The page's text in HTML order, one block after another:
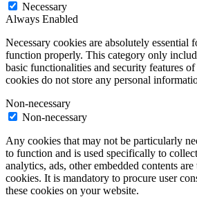
Necessary
Always Enabled
Necessary cookies are absolutely essential
function properly. This category only
basic functionalities and security features
cookies do not store any personal
Non-necessary
Non-necessary
Any cookies that may not be particularly
to function and is used specifically to
analytics, ads, other embedded contents
cookies. It is mandatory to procure user
these cookies on your website.